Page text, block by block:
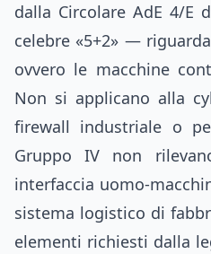
dalla Circolare AdE 4/E
celebre «5+2» —
ovvero le macchine
Non si applicano alla
firewall industriale o
Gruppo IV non
interfaccia uomo-
sistema logistico di
elementi richiesti dalla